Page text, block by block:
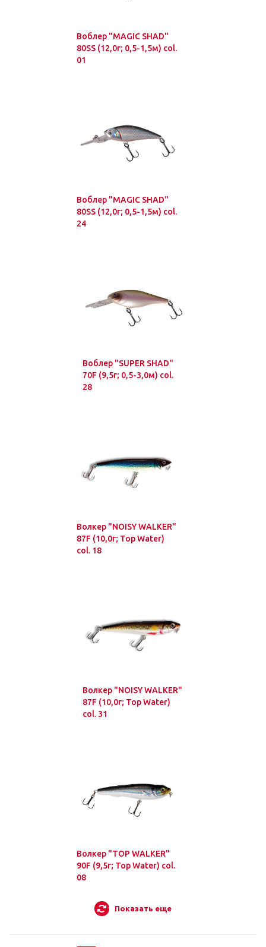
Воблер "MAGIC SHAD"
80SS (12,0г; 0,5-1,5м) col.
01
Воблер "MAGIC SHAD"
80SS (12,0г; 0,5-1,5м) col.
24
Воблер "SUPER SHAD"
70F (9,5г; 0,5-3,0м) col.
28
Волкер "NOISY WALKER"
87F (10,0г; Top Water)
col. 18
Волкер "NOISY WALKER"
87F (10,0г; Top Water)
col. 31
Волкер "TOP WALKER"
90F (9,5г; Top Water) col.
08
Показать еще